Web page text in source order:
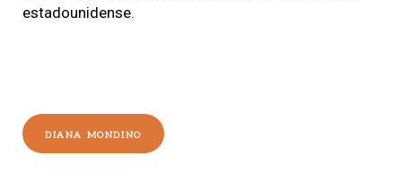
estadounidense.
DIANA MONDINO